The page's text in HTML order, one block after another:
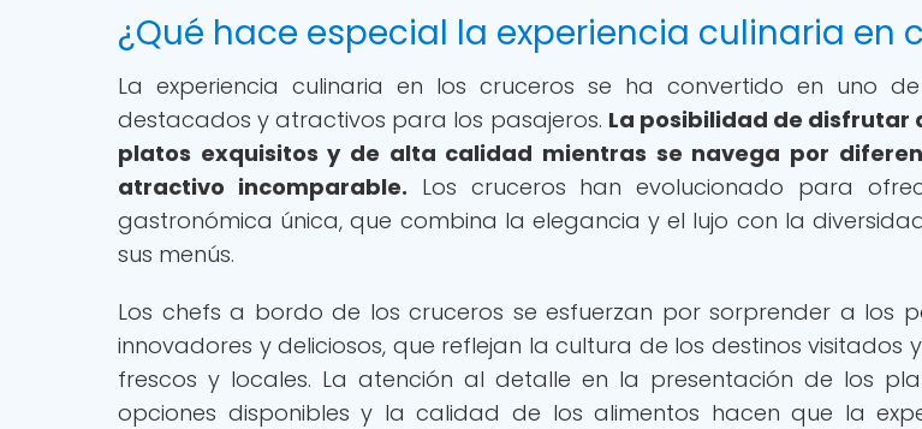
¿Qué hace especial la experiencia culinaria en
La experiencia culinaria en los cruceros se ha convertido en uno
destacados y atractivos para los pasajeros. La posibilidad de disfrutar
platos exquisitos y de alta calidad mientras se navega por
atractivo incomparable. Los cruceros han evolucionado para
gastronómica única, que combina la elegancia y el lujo con la
sus menús.
Los chefs a bordo de los cruceros se esfuerzan por sorprender a los
innovadores y deliciosos, que reflejan la cultura de los destinos visitados
frescos y locales. La atención al detalle en la presentación de los
opciones disponibles y la calidad de los alimentos hacen que la